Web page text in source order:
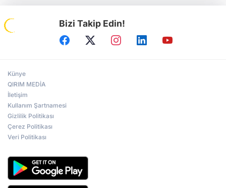
Bizi Takip Edin!
Künye
QIRIM MEDİA
İletişim
Kullanım Şartnamesi
Gizlilik Politikası
Çerez Politikası
Veri Politikası